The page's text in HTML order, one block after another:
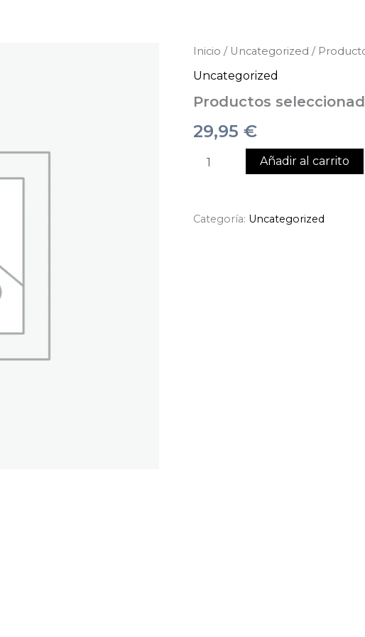
Inicio / Uncategorized /
Uncategorized
Productos
29,95 €
Productos
cantidad
Añadir al carrito
Categoría: Uncategorized